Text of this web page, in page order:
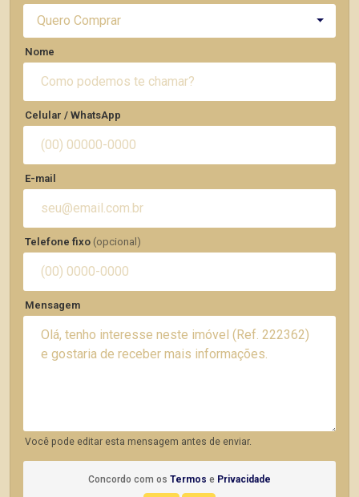
Quero Comprar
Nome
Celular / WhatsApp
E-mail
Telefone fixo (opcional)
Mensagem
Você pode editar esta mensagem antes de enviar.
Concordo com os Termos e Privacidade